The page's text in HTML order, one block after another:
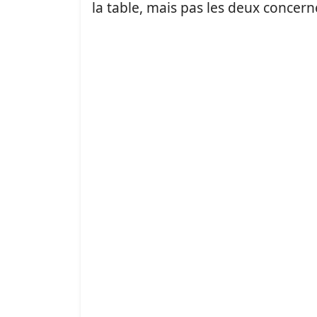
la table, mais pas les deux